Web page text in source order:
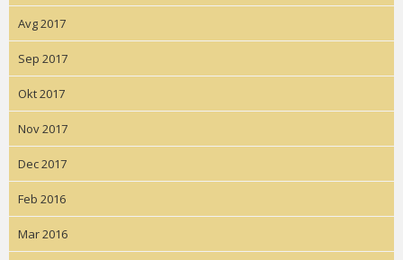
Avg 2017
Sep 2017
Okt 2017
Nov 2017
Dec 2017
Feb 2016
Mar 2016